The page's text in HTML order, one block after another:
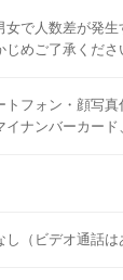
で人数差が発生
じめご了承くださ
トフォン・顔写
イナンバーカード
し（ビデオ通話は